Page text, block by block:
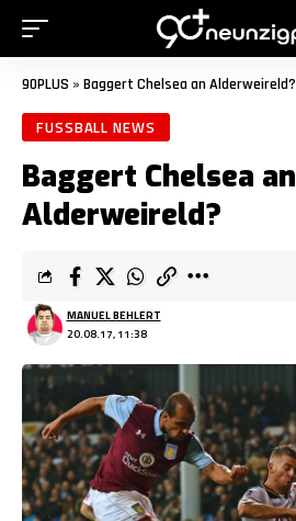
90PLUS » Baggert Chelsea an Alderweireld?
FUSSBALL NEWS
Baggert Chelsea an
Alderweireld?
20.08.17, 11:38
MANUEL BEHLERT